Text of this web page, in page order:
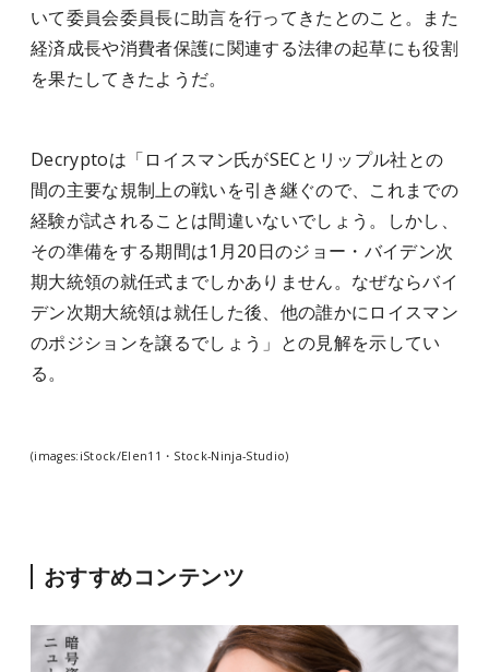
いて委員会委員長に助言を行ってきたとのこと。また
経済成長や消費者保護に関連する法律の起草にも役割
を果たしてきたようだ。
Decryptoは「ロイスマン氏がSECとリップル社との
間の主要な規制上の戦いを引き継ぐので、これまでの
経験が試されることは間違いないでしょう。しかし、
その準備をする期間は1月20日のジョー・バイデン次
期大統領の就任式までしかありません。なぜならバイ
デン次期大統領は就任した後、他の誰かにロイスマン
のポジションを譲るでしょう」との見解を示してい
る。
(images:iStock/Elen11・Stock-Ninja-Studio)
おすすめコンテンツ